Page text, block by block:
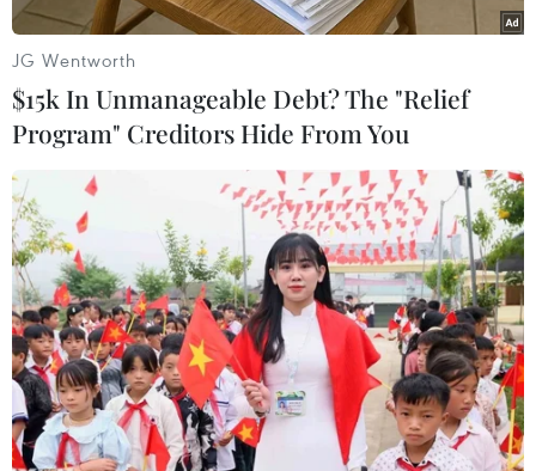
Tàu chở dầu Grace 1 của Iran ngoài khơi bờ biển Gibraltar
ngày 15/8/2019. (Ảnh: AFP/TTXVN)
Bộ Ngoại giao Iran ngày 19/8 lên tiếng cảnh báo
Mỹ không được phép bắt giữ tàu chở dầu của
Iran ở vùng biển quốc tế.
JG Wentworth
$15k In Unmanageable Debt? The "Relief
Program" Creditors Hide From You